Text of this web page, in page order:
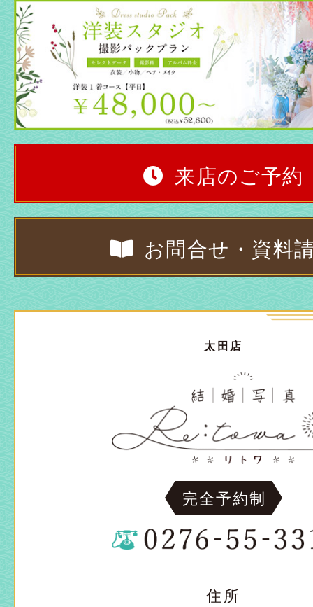
来店のご予約
お問合せ・資料
太田店
完全予約制
住所